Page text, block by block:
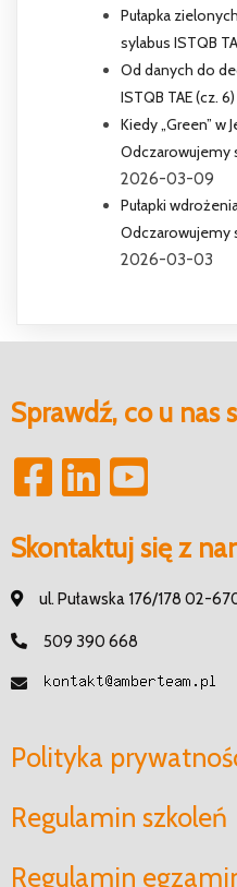
Pułapka
sylabus ISTQB
Od danych do
ISTQB TAE (cz. 6)
Kiedy „Green” w
Odczarowujemy
2026-03-09
Pułapki
Odczarowujemy
2026-03-03
Sprawdź, co u nas
Skontaktuj się z
ul. Puławska 176/178 02-
509 390 668
Polityka
Regulamin szkoleń
Regulamin